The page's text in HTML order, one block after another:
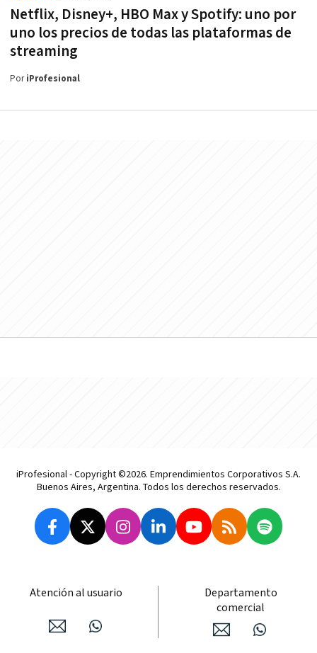
Netflix, Disney+, HBO Max y Spotify: uno por
uno los precios de todas las plataformas de
streaming
PoriProfesional
iProfesional - Copyright ©2026. Emprendimientos Corporativos S.A.
Buenos Aires, Argentina. Todos los derechos reservados.
Atención al usuario
Departamento
comercial